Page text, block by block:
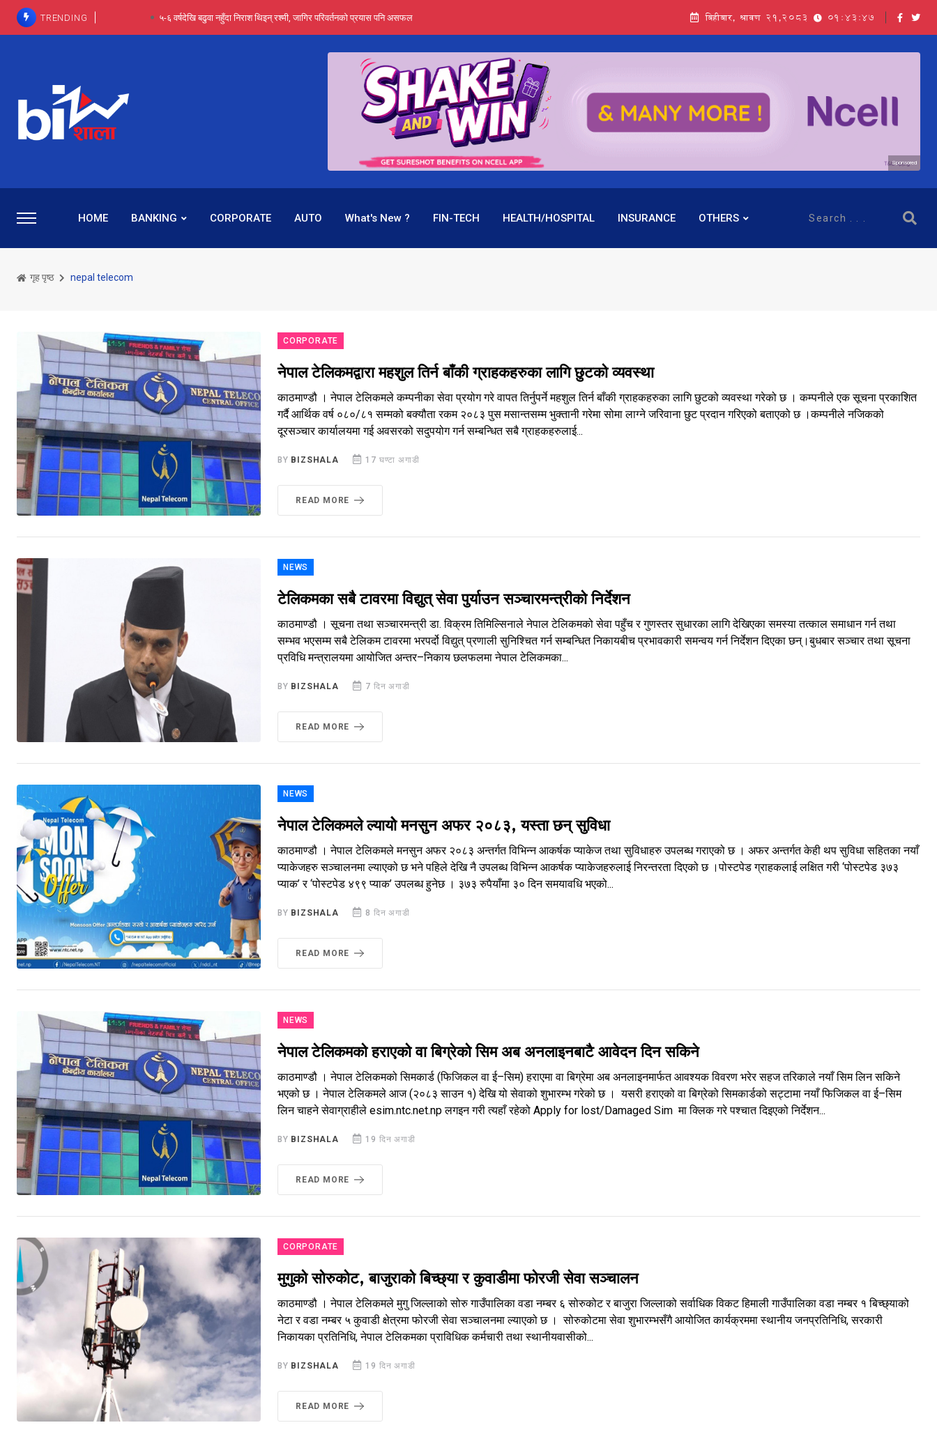
TRENDING आईपीओ आवेदन रोकिएका छैनन्, तर अब कम्पनी नबुझी दर्ता हुँदैन : सेबोन अध्यक्ष भट्ट
पाँच वर्षसम्म अदालत मौन, पद सकिएपछि महाप्रसाद ‘योग्य’ !
प्रभू बैंकका सञ्चालक बस्नेतमाथि राष्ट्र बैंकको ‘कन्सर्न’, प्रवक्ता भन्छन्- समूह फेरेर सञ्चालक पदमा बस्न मिल्दैन
५-६ वर्षदेखि बढुवा नहुँदा निराश थिइन् रश्मी, जागिर परिवर्तनको प्रयास पनि असफल
बिहीबार, श्रावण २१,२०८३ 01:43:49
Sponsored
HOME BANKING CORPORATE AUTO What's New ? FIN-TECH HEALTH/HOSPITAL INSURANCE OTHERS
गृह पृष्ठ nepal telecom
CORPORATE
नेपाल टेलिकमद्वारा महशुल तिर्न बाँकी ग्राहकहरुका लागि छुटको व्यवस्था
काठमाण्डौ । नेपाल टेलिकमले कम्पनीका सेवा प्रयोग गरे वापत तिर्नुपर्ने महशुल तिर्न बाँकी ग्राहकहरुका लागि छुटको व्यवस्था गरेको छ । कम्पनीले एक सूचना प्रकाशित
गर्दै आर्थिक वर्ष ०८०/८१ सम्मको बक्यौता रकम २०८३ पुस मसान्तसम्म भुक्तानी गरेमा सोमा लाग्ने जरिवाना छुट प्रदान गरिएको बताएको छ ।कम्पनीले नजिकको
दूरसञ्चार कार्यालयमा गई अवसरको सदुपयोग गर्न सम्बन्धित सबै ग्राहकहरुलाई...
BY BIZSHALA 17 घण्टा अगाडी
READ MORE
NEWS
टेलिकमका सबै टावरमा विद्युत् सेवा पुर्याउन सञ्चारमन्त्रीको निर्देशन
काठमाण्डौ । सूचना तथा सञ्चारमन्त्री डा. विक्रम तिमिल्सिनाले नेपाल टेलिकमको सेवा पहुँच र गुणस्तर सुधारका लागि देखिएका समस्या तत्काल समाधान गर्न तथा
सम्भव भएसम्म सबै टेलिकम टावरमा भरपर्दो विद्युत् प्रणाली सुनिश्चित गर्न सम्बन्धित निकायबीच प्रभावकारी समन्वय गर्न निर्देशन दिएका छन्।बुधबार सञ्चार तथा सूचना
प्रविधि मन्त्रालयमा आयोजित अन्तर–निकाय छलफलमा नेपाल टेलिकमका...
BY BIZSHALA 7 दिन अगाडी
READ MORE
NEWS
नेपाल टेलिकमले ल्यायोे मनसुन अफर २०८३, यस्ता छन् सुविधा
काठमाण्डौ । नेपाल टेलिकमले मनसुन अफर २०८३ अन्तर्गत विभिन्न आकर्षक प्याकेज तथा सुविधाहरु उपलब्ध गराएको छ । अफर अन्तर्गत केही थप सुविधा सहितका नयाँ
प्याकेजहरु सञ्चालनमा ल्याएको छ भने पहिले देखि नै उपलब्ध विभिन्न आकर्षक प्याकेजहरुलाई निरन्तरता दिएको छ ।पोस्टपेड ग्राहकलाई लक्षित गरी ‘पोस्टपेड ३७३
प्याक’ र ‘पोस्टपेड ४९९ प्याक’ उपलब्ध हुनेछ । ३७३ रुपैयाँमा ३० दिन समयावधि भएको...
BY BIZSHALA 8 दिन अगाडी
READ MORE
NEWS
नेपाल टेलिकमको हराएको वा बिग्रेको सिम अब अनलाइनबाटै आवेदन दिन सकिने
काठमाण्डौ । नेपाल टेलिकमको सिमकार्ड (फिजिकल वा ई–सिम) हराएमा वा बिग्रेमा अब अनलाइनमार्फत आवश्यक विवरण भरेर सहज तरिकाले नयाँ सिम लिन सकिने
भएको छ । नेपाल टेलिकमले आज (२०८३ साउन १) देखि यो सेवाको शुभारम्भ गरेको छ । यसरी हराएको वा बिग्रेको सिमकार्डको सट्टामा नयाँ फिजिकल वा ई–सिम
लिन चाहने सेवाग्राहीले esim.ntc.net.np लगइन गरी त्यहाँ रहेको Apply for lost/Damaged Sim मा क्लिक गरे पश्चात दिइएको निर्देशन...
BY BIZSHALA 19 दिन अगाडी
READ MORE
CORPORATE
मुगुको सोरुकोट, बाजुराको बिच्छ्या र कुवाडीमा फोरजी सेवा सञ्चालन
काठमाण्डौ । नेपाल टेलिकमले मुगु जिल्लाको सोरु गाउँपालिका वडा नम्बर ६ सोरुकोट र बाजुरा जिल्लाको सर्वाधिक विकट हिमाली गाउँपालिका वडा नम्बर १ बिच्छ्याको
नेटा र वडा नम्बर ५ कुवाडी क्षेत्रमा फोरजी सेवा सञ्चालनमा ल्याएको छ । सोरुकोटमा सेवा शुभारम्भसँगै आयोजित कार्यक्रममा स्थानीय जनप्रतिनिधि, सरकारी
निकायका प्रतिनिधि, नेपाल टेलिकमका प्राविधिक कर्मचारी तथा स्थानीयवासीको...
BY BIZSHALA 19 दिन अगाडी
READ MORE